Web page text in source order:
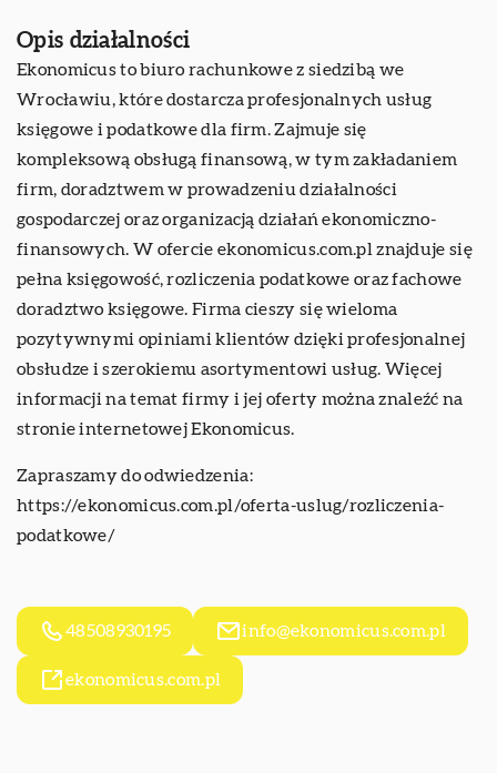
Opis działalności
Ekonomicus to biuro rachunkowe z siedzibą we
Wrocławiu, które dostarcza profesjonalnych usług
księgowe i podatkowe dla firm. Zajmuje się
kompleksową obsługą finansową, w tym zakładaniem
firm, doradztwem w prowadzeniu działalności
gospodarczej oraz organizacją działań ekonomiczno-
finansowych. W ofercie ekonomicus.com.pl znajduje się
pełna księgowość, rozliczenia podatkowe oraz fachowe
doradztwo księgowe. Firma cieszy się wieloma
pozytywnymi opiniami klientów dzięki profesjonalnej
obsłudze i szerokiemu asortymentowi usług. Więcej
informacji na temat firmy i jej oferty można znaleźć na
stronie internetowej Ekonomicus.
Zapraszamy do odwiedzenia:
https://ekonomicus.com.pl/oferta-uslug/rozliczenia-
podatkowe/
48508930195 info@ekonomicus.com.pl
ekonomicus.com.pl